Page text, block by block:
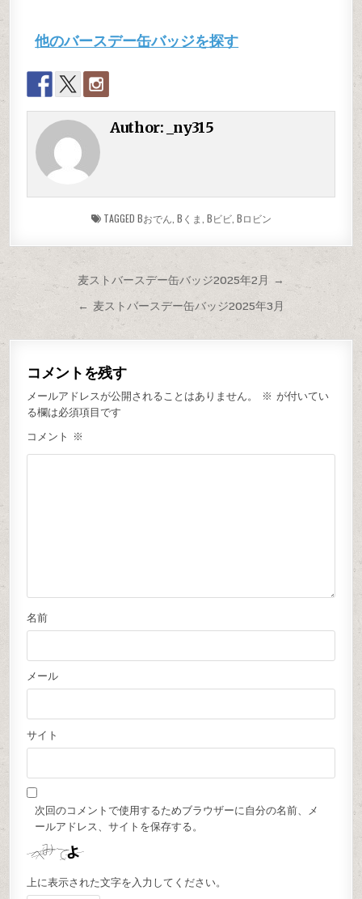
他のバースデー缶バッジを探す
Author: _ny315
TAGGED Bおでん Bくま Bビビ, Bロビン
麦ストバースデー缶バッジ2025年2月 →
← 麦ストバースデー缶バッジ2025年3月
コメントを残す
メールアドレスが公開されることはありません。 ※ が付いてい
る欄は必須項目です
コメント ※
名前
メール
サイト
次回のコメントで使用するためブラウザーに自分の名前、メ
ールアドレス、サイトを保存する。
上に表示された文字を入力してください。